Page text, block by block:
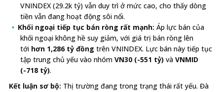
VNINDEX (29.2k tỷ) vẫn duy trì ở mức cao, cho thấy dòng
tiền vẫn đang hoạt động sôi nổi.
Khối ngoại tiếp tục bán ròng rất mạnh: Áp lực bán của
khối ngoại không hề suy giảm, với giá trị bán ròng lên
tới hơn 1,286 tỷ đồng trên VNINDEX. Lực bán này tiếp tục
tập trung chủ yếu vào nhóm VN30 (-551 tỷ) và VNMID
(-718 tỷ).
Kết luận sơ bộ: Thị trường đang trong trạng thái rất yếu. Đà